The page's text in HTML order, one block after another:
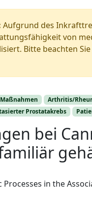
Aufgrund des
von
Bitte beachten
Arthritis/
Prostatakrebs
bei
in the